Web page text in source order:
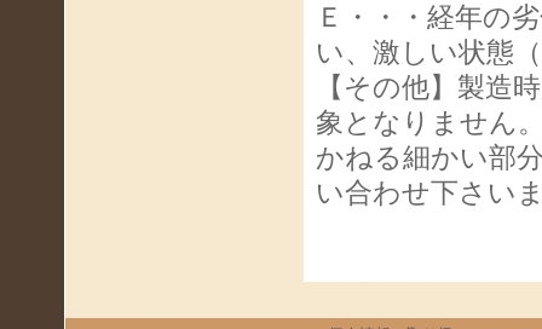
Ｅ・・・経年の
い、激しい状態
【その他】製造
象となりません
かねる細かい部
い合わせ下さい